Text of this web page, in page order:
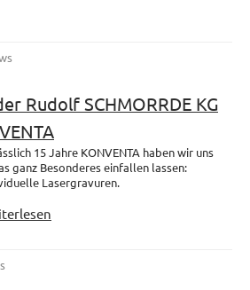
Rudolf SCHMORRDE KG
15 Jahre KONVENTA haben wir uns
ganz Besonderes einfallen lassen:
Lasergravuren.